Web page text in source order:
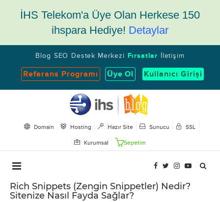
İHS Telekom'a Üye Olan Herkese 150
ihspara Hediye! Detaylar
Blog SEO Destek Merkezi Fırsatlar İletişim
Referans Programı Üye Ol Kullanıcı Girişi
Domain Hosting Hazır Site Sunucu SSL
Kurumsal Sepetim
Rich Snippets (Zengin Snippetler) Nedir?
Sitenize Nasıl Fayda Sağlar?